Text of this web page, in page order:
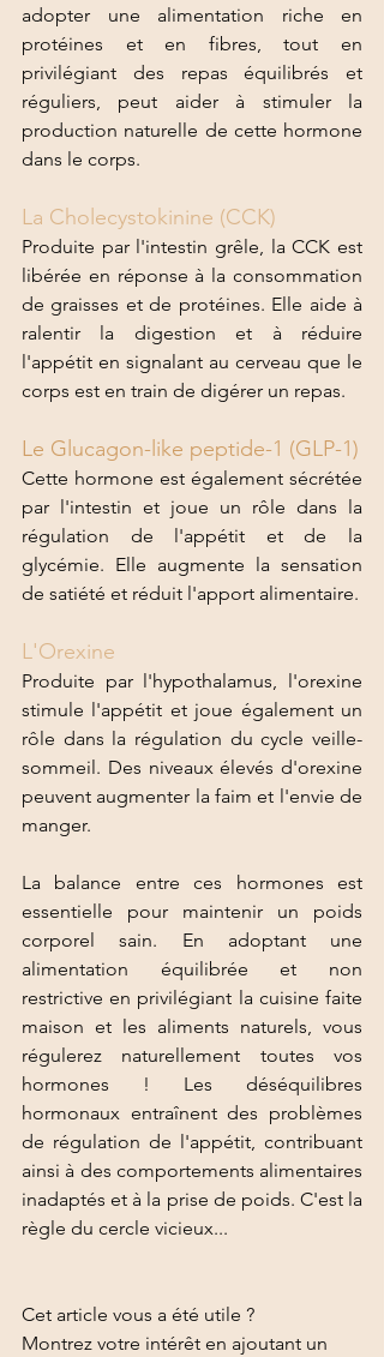
adopter une alimentation riche en
protéines et en fibres, tout en
privilégiant des repas équilibrés et
réguliers, peut aider à stimuler la
production naturelle de cette hormone
dans le corps.
La Cholecystokinine (CCK)
Produite par l'intestin grêle, la CCK est
libérée en réponse à la consommation
de graisses et de protéines. Elle aide à
ralentir la digestion et à réduire
l'appétit en signalant au cerveau que le
corps est en train de digérer un repas.
Le Glucagon-like peptide-1 (GLP-1)
Cette hormone est également sécrétée
par l'intestin et joue un rôle dans la
régulation de l'appétit et de la
glycémie. Elle augmente la sensation
de satiété et réduit l'apport alimentaire.
L'Orexine
Produite par l'hypothalamus, l'orexine
stimule l'appétit et joue également un
rôle dans la régulation du cycle veille-
sommeil. Des niveaux élevés d'orexine
peuvent augmenter la faim et l'envie de
manger.
La balance entre ces hormones est
essentielle pour maintenir un poids
corporel sain. En adoptant une
alimentation équilibrée et non
restrictive en privilégiant la cuisine faite
maison et les aliments naturels, vous
régulerez naturellement toutes vos
hormones ! Les déséquilibres
hormonaux entraînent des problèmes
de régulation de l'appétit, contribuant
ainsi à des comportements alimentaires
inadaptés et à la prise de poids. C'est la
règle du cercle vicieux...
Cet article vous a été utile ?
Montrez votre intérêt en ajoutant un